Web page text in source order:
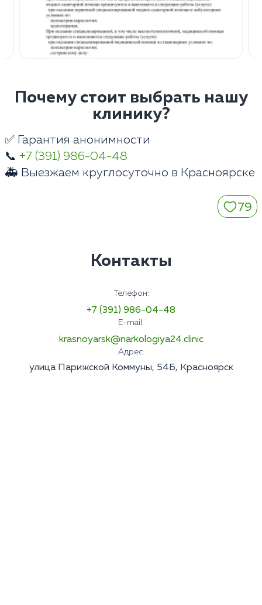
Почему стоит выбрать нашу
клинику?
✅ Гарантия анонимности
📞 +7 (391) 986-04-48
🚑 Выезжаем круглосуточно в Красноярске
79
Контакты
Телефон:
+7 (391) 986-04-48
E-mail:
krasnoyarsk@narkologiya24.clinic
Адрес:
улица Парижской Коммуны, 54Б, Красноярск